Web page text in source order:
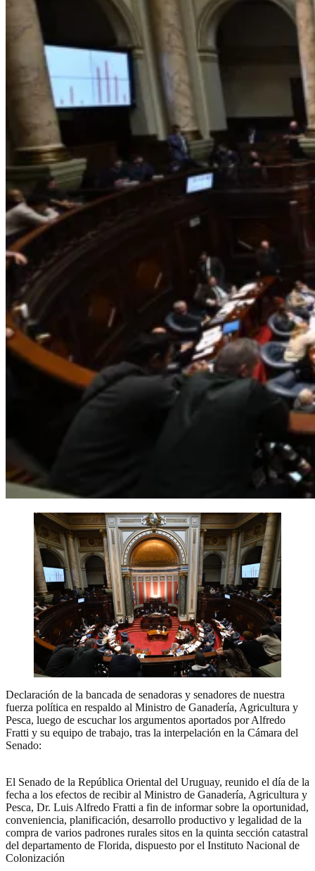
Declaración de la bancada de senadoras y senadores de nuestra
fuerza política en respaldo al Ministro de Ganadería, Agricultura y
Pesca, luego de escuchar los argumentos aportados por Alfredo
Fratti y su equipo de trabajo, tras la interpelación en la Cámara del
Senado:
El Senado de la República Oriental del Uruguay, reunido el día de la
fecha a los efectos de recibir al Ministro de Ganadería, Agricultura y
Pesca, Dr. Luis Alfredo Fratti a fin de informar sobre la oportunidad,
conveniencia, planificación, desarrollo productivo y legalidad de la
compra de varios padrones rurales sitos en la quinta sección catastral
del departamento de Florida, dispuesto por el Instituto Nacional de
Colonización